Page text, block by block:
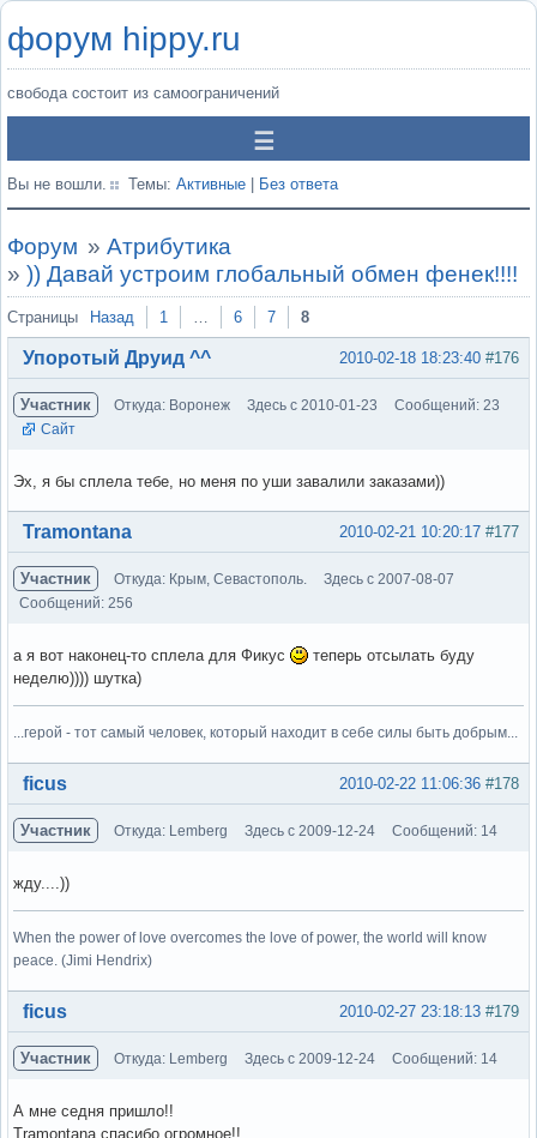
форум hippy.ru
свобода состоит из самоограничений
Вы не вошли. Темы: Активные Без ответа
Форум » Атрибутика
» )) Давай устроим глобальный обмен фенек!!!!
Страницы Назад 1 … 6 7 8
#176
2010-02-18 18:23:40
Упоротый Друид ^^
Участник Откуда: Воронеж Здесь с 2010-01-23
Сообщений: 23
Сайт
Эх, я бы сплела тебе, но меня по уши завалили заказами))
Вне форума #177
2010-02-21 10:20:17
Tramontana
Участник Откуда: Крым, Севастополь.
Здесь с 2007-08-07
Сообщений: 256
а я вот наконец-то сплела для Фикус
теперь отсылать буду
неделю)))) шутка)
...герой - тот самый человек, который находит в себе силы быть добрым...
Вне форума #178
2010-02-22 11:06:36
ficus
Участник Откуда: Lemberg Здесь с 2009-12-24 Сообщений: 14
жду....))
When the power of love overcomes the love of power, the world will know
peace. (Jimi Hendrix)
Вне форума #179
2010-02-27 23:18:13
ficus
Участник Откуда: Lemberg Здесь с 2009-12-24 Сообщений: 14
А мне седня пришло!!
Tramontana спасибо огромное!!